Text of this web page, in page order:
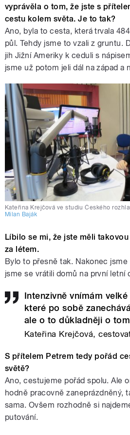
vyprávěla o tom, že jste s
cestu kolem světa. Je to tak?
Ano, byla to cesta, která trvala
půl. Tehdy jsme to vzali z gruntu.
jih Jižní Ameriky k ceduli s
jsme už potom jeli dál na západ a
Kateřina Krejčová ve studiu Českého
Milan Baják
Líbilo se mi, že jste měli
za létem.
Bylo to přesně tak. Nakonec
jsme se vrátili domů na první letní
Intenzivně vnímám
které po sobě
ale o to důkladněji o
Kateřina Krejčová,
S přítelem Petrem tedy pořád
světě?
Ano, cestujeme pořád spolu. Ale
hodně pracovně zaneprázdněný,
sama. Ovšem rozhodně si
putování.